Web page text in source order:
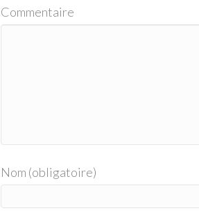
Commentaire
Nom (obligatoire)